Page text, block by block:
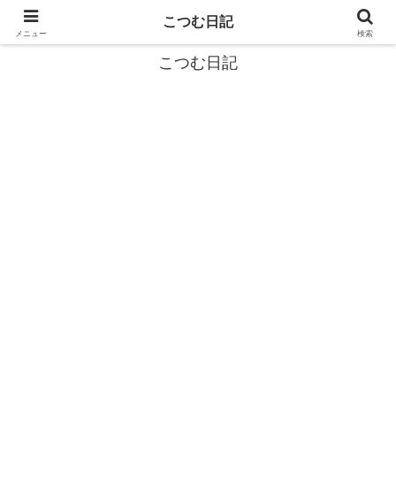
カタツムリから学ぶスローライフ🎓『こつむ日記』🐌
こつむ日記
メニュー
こつむ日記
検索